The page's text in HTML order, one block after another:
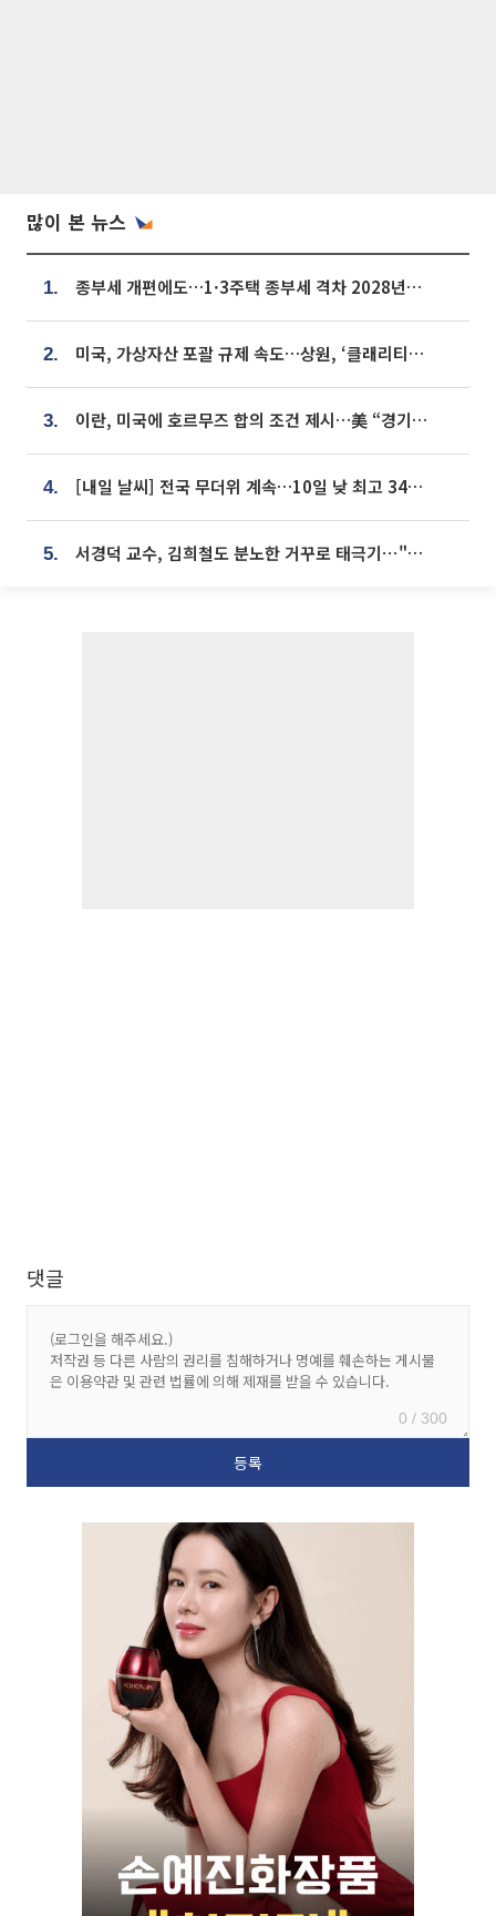
많이 본 뉴스
1. 종부세 개편에도…1·3주택 종부세 격차 2028년부터 확대
2. 미국, 가상자산 포괄 규제 속도…상원, ‘클래리티법’ 9월 절차투표 추진
3. 이란, 미국에 호르무즈 합의 조건 제시…美 “경기 아직 안 끝나” [종합]
4. [내일 날씨] 전국 무더위 계속…10일 낮 최고 34도 육박
5. 서경덕 교수, 김희철도 분노한 거꾸로 태극기⋯"엉터리는 아냐, 아쉬울 뿐"
댓글
0 / 300